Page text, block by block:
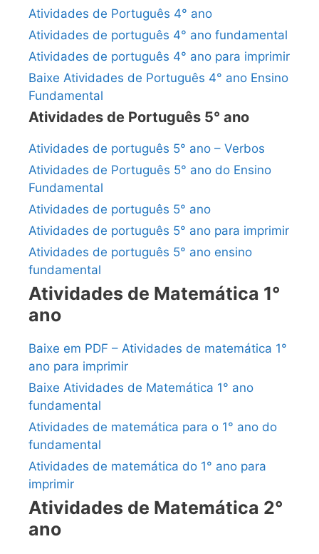
Atividades de Português 4° ano
Atividades de português 4° ano fundamental
Atividades de português 4° ano para imprimir
Baixe Atividades de Português 4° ano Ensino
Fundamental
Atividades de Português 5° ano
Atividades de português 5° ano – Verbos
Atividades de Português 5° ano do Ensino
Fundamental
Atividades de português 5° ano
Atividades de português 5° ano para imprimir
Atividades de português 5° ano ensino
fundamental
Atividades de Matemática 1°
ano
Baixe em PDF – Atividades de matemática 1°
ano para imprimir
Baixe Atividades de Matemática 1° ano
fundamental
Atividades de matemática para o 1° ano do
fundamental
Atividades de matemática do 1° ano para
imprimir
Atividades de Matemática 2°
ano